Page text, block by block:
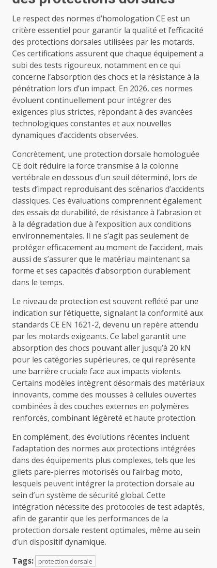
Le respect des normes d’homologation CE est un
critère essentiel pour garantir la qualité et l’efficacité
des protections dorsales utilisées par les motards.
Ces certifications assurent que chaque équipement a
subi des tests rigoureux, notamment en ce qui
concerne l’absorption des chocs et la résistance à la
pénétration lors d’un impact. En 2026, ces normes
évoluent continuellement pour intégrer des
exigences plus strictes, répondant à des avancées
technologiques constantes et aux nouvelles
dynamiques d’accidents observées.
Concrètement, une protection dorsale homologuée
CE doit réduire la force transmise à la colonne
vertébrale en dessous d’un seuil déterminé, lors de
tests d’impact reproduisant des scénarios d’accidents
classiques. Ces évaluations comprennent également
des essais de durabilité, de résistance à l’abrasion et
à la dégradation due à l’exposition aux conditions
environnementales. Il ne s’agit pas seulement de
protéger efficacement au moment de l’accident, mais
aussi de s’assurer que le matériau maintenant sa
forme et ses capacités d’absorption durablement
dans le temps.
Le niveau de protection est souvent reflété par une
indication sur l’étiquette, signalant la conformité aux
standards CE EN 1621-2, devenu un repère attendu
par les motards exigeants. Ce label garantit une
absorption des chocs pouvant aller jusqu’à 20 kN
pour les catégories supérieures, ce qui représente
une barrière cruciale face aux impacts violents.
Certains modèles intègrent désormais des matériaux
innovants, comme des mousses à cellules ouvertes
combinées à des couches externes en polymères
renforcés, combinant légèreté et haute protection.
En complément, des évolutions récentes incluent
l’adaptation des normes aux protections intégrées
dans des équipements plus complexes, tels que les
gilets pare-pierres motorisés ou l’airbag moto,
lesquels peuvent intégrer la protection dorsale au
sein d’un système de sécurité global. Cette
intégration nécessite des protocoles de test adaptés,
afin de garantir que les performances de la
protection dorsale restent optimales, même au sein
d’un dispositif dynamique.
Tags:
protection dorsale